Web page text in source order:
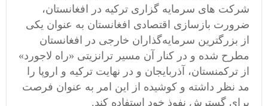
شرکت های سرمایه گزاری ترکیه در افغانستان،
ضرورت بازسازی اقتصادی افغانستان به عنوان یکی
از بزرگترین سرمایه‌گذاران خارجی در افغانستان
مطرح شده و در کنار آن مسیر ترانزیتی «راه لاجورد»
از ترکمنستان، آذربایجان و در نهایت ترکیه و اروپا را
مد نظر داشته و کوشیده از این امر به عنوان فرصت
برای گسترش نفوذ خود استفاده کند.